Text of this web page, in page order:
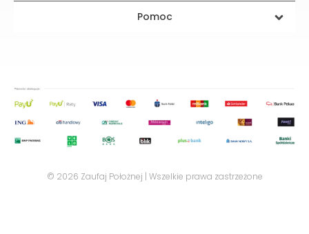
Pomoc
© 2026 Zaufaj Położnej | Wszelkie prawa zastrzeżone